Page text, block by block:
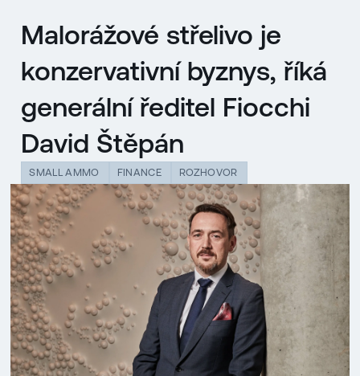
Malorážové střelivo je
konzervativní byznys, říká
generální ředitel Fiocchi
David Štěpán
SMALL AMMO FINANCE ROZHOVOR